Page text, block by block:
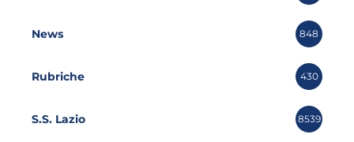
News 848
Rubriche 430
S.S. Lazio 8539